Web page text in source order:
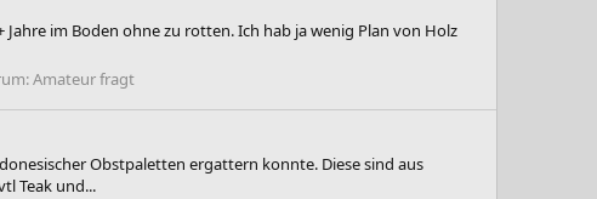
im Boden ohne zu rotten. Ich hab ja wenig Plan von Holz
Amateur fragt
Obstpaletten ergattern konnte. Diese sind aus
Teak und...